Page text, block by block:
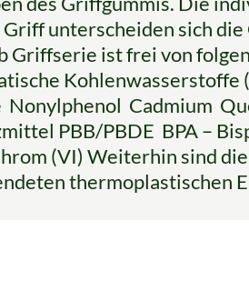
unterscheiden sich die
Griffserie ist frei von
Kohlenwasserstoffe
Cadmium
PBB/PBDE BPA –
(VI) Weiterhin sind
thermoplastischen